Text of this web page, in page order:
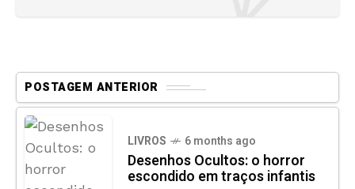
POSTAGEM ANTERIOR
LIVROS 6 months ago
Desenhos Ocultos: o horror
escondido em traços infantis